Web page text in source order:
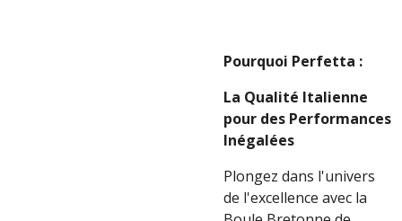
Pourquoi Perfetta :
La Qualité Italienne
pour des Performances
Inégalées
Plongez dans l'univers
de l'excellence avec la